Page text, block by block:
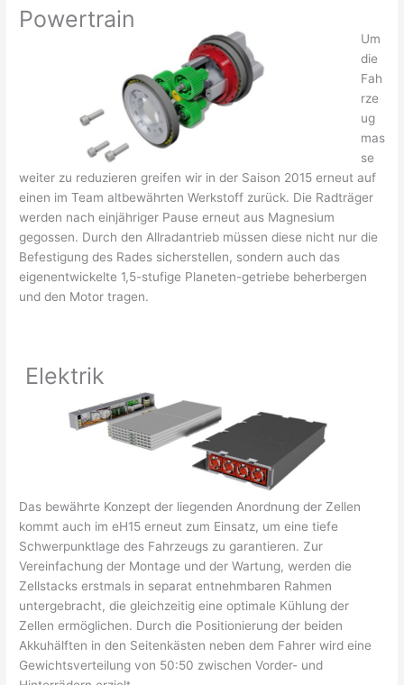
Powertrain
Um
die
Fah
rze
ug
mas
se
weiter zu reduzieren greifen wir in der Saison 2015 erneut auf
einen im Team altbewährten Werkstoff zurück. Die Radträger
werden nach einjähriger Pause erneut aus Magnesium
gegossen. Durch den Allradantrieb müssen diese nicht nur die
Befestigung des Rades sicherstellen, sondern auch das
eigenentwickelte 1,5-stufige Planeten-getriebe beherbergen
und den Motor tragen.
Elektrik
Das bewährte Konzept der liegenden Anordnung der Zellen
kommt auch im eH15 erneut zum Einsatz, um eine tiefe
Schwerpunktlage des Fahrzeugs zu garantieren. Zur
Vereinfachung der Montage und der Wartung, werden die
Zellstacks erstmals in separat entnehmbaren Rahmen
untergebracht, die gleichzeitig eine optimale Kühlung der
Zellen ermöglichen. Durch die Positionierung der beiden
Akkuhälften in den Seitenkästen neben dem Fahrer wird eine
Gewichtsverteilung von 50:50 zwischen Vorder- und